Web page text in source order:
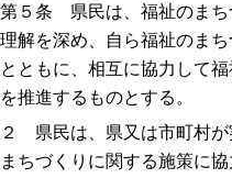
第５条 県民は、福祉のまち
理解を深め、自ら福祉のま
とともに、相互に協力して
を推進するものとする。
２ 県民は、県又は市町村が
まちづくりに関する施策に